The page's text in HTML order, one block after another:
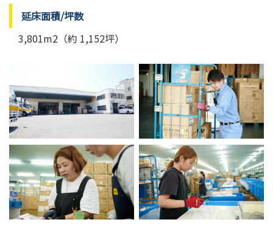
延床面積/坪数
3,801m2（約 1,152坪）